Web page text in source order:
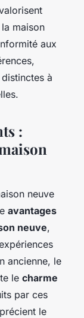
maison
aux
à
:
neuve
avantages
neuve,
ancienne, le
le charme
par ces
le